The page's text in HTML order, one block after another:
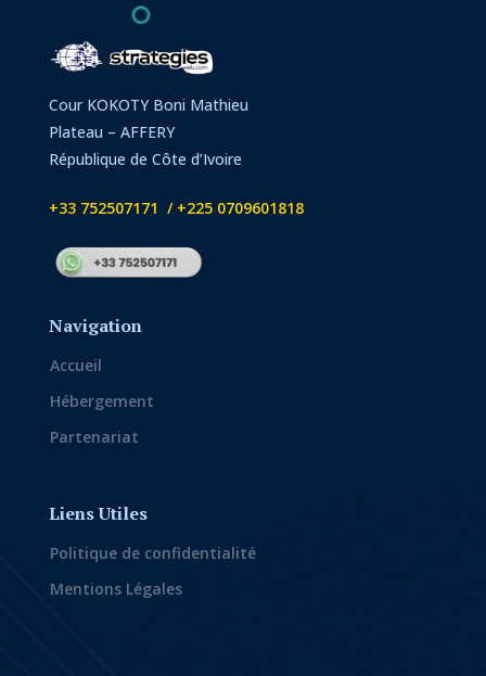
Cour KOKOTY Boni Mathieu
Plateau – AFFERY
République de Côte d’Ivoire
+33 752507171 / +225 0709601818
Navigation
Accueil
Hébergement
Partenariat
Liens Utiles
Politique de confidentialité
Mentions Légales